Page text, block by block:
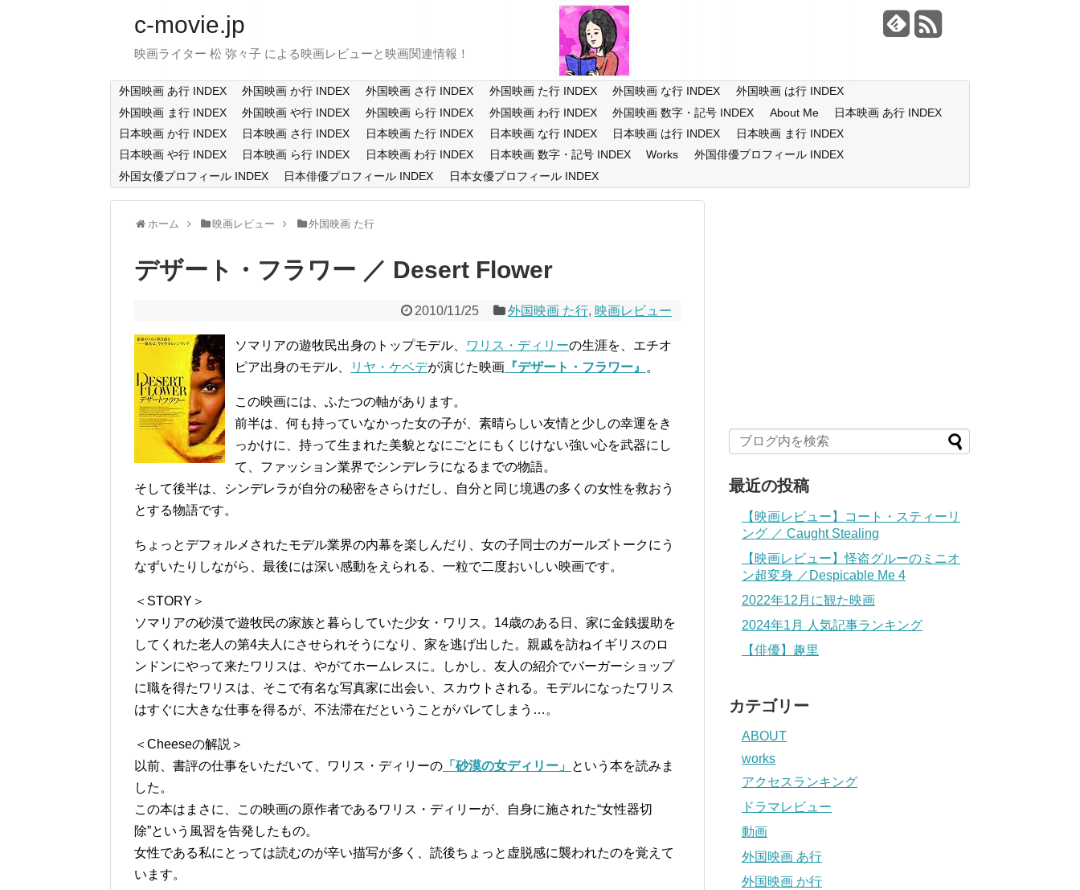
c-movie.jp
映画ライター 松 弥々子 による映画レビューと映画関連情報！
外国映画 あ行 INDEX 外国映画 か行 INDEX 外国映画 さ行 INDEX 外国映画 た行 INDEX 外国映画 な行 INDEX
外国映画 は行 INDEX
外国映画 ま行 INDEX
外国映画 や行 INDEX 外国映画 ら行 INDEX 外国映画 わ行 INDEX 外国映画 数字・記号 INDEX About Me
日本映画 あ行 INDEX
日本映画 か行 INDEX
日本映画 さ行 INDEX 日本映画 た行 INDEX 日本映画 な行 INDEX 日本映画 は行 INDEX
日本映画 ま行 INDEX
日本映画 や行 INDEX
日本映画 ら行 INDEX 日本映画 わ行 INDEX 日本映画 数字・記号 INDEX Works
外国俳優プロフィール INDEX
外国女優プロフィール INDEX
日本俳優プロフィール INDEX 日本女優プロフィール INDEX
ホーム 映画レビュー 外国映画 た行
デザート・フラワー ／ Desert Flower
2010/11/25 外国映画 た行, 映画レビュー
ソマリアの遊牧民出身のトップモデル、 ワリス・ディリーの生涯を、エチオ
ピア出身のモデル、
リヤ・ケベデが演じた映画 『デザート・フラワー』 。
この映画には、ふたつの軸があります。
前半は、何も持っていなかった女の子が、素晴らしい友情と少しの幸運をき
っかけに、持って生まれた美貌となにごとにもくじけない強い心を武器にし
て、ファッション業界でシンデレラになるまでの物語。
そして後半は、シンデレラが自分の秘密をさらけだし、自分と同じ境遇の多くの女性を救おう
とする物語です。
ちょっとデフォルメされたモデル業界の内幕を楽しんだり、女の子同士のガールズトークにう
なずいたりしながら、最後には深い感動をえられる、一粒で二度おいしい映画です。
＜STORY＞
ソマリアの砂漠で遊牧民の家族と暮らしていた少女・ワリス。14歳のある日、家に金銭援助を
してくれた老人の第4夫人にさせられそうになり、家を逃げ出した。親戚を訪ねイギリスのロ
ンドンにやって来たワリスは、やがてホームレスに。しかし、友人の紹介でバーガーショップ
に職を得たワリスは、そこで有名な写真家に出会い、スカウトされる。モデルになったワリス
はすぐに大きな仕事を得るが、不法滞在だということがバレてしまう…。
＜Cheeseの解説＞
以前、書評の仕事をいただいて、ワリス・ディリーの 「砂漠の女ディリー」 という本を読みま
した。
この本はまさに、この映画の原作者であるワリス・ディリーが、自身に施された“女性器切
除”という風習を告発したもの。
女性である私にとっては読むのが辛い描写が多く、読後ちょっと虚脱感に襲われたのを覚えて
います。
最近の投稿
【映画レビュー】コート・スティーリ
ング ／ Caught Stealing
【映画レビュー】怪盗グルーのミニオ
ン超変身 ／Despicable Me 4
2022年12月に観た映画
2024年1月 人気記事ランキング
【俳優】趣里
カテゴリー
ABOUT
works
アクセスランキング
ドラマレビュー
動画
外国映画 あ行
外国映画 か行